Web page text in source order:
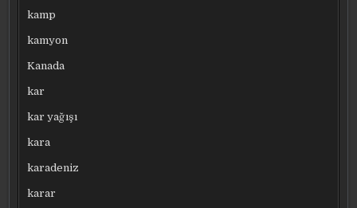
kamp
kamyon
Kanada
kar
kar yağışı
kara
karadeniz
karar